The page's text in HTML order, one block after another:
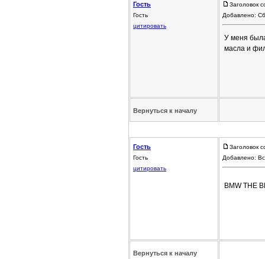
Гость
Гость
цитировать
Заголовок
Добавлено:
У меня
масла и
Вернуться к началу
Гость
Гость
цитировать
Заголовок
Добавлено:
BMW THE
Вернуться к началу